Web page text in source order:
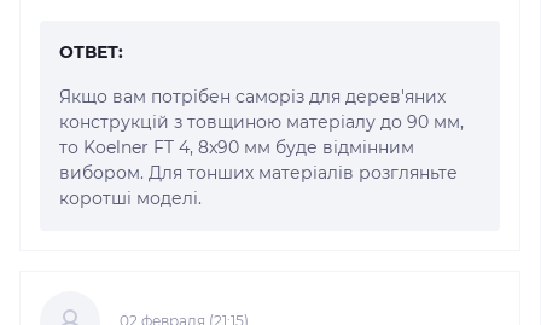
ОТВЕТ:
Якщо вам потрібен саморіз для дерев'яних
конструкцій з товщиною матеріалу до 90 мм,
то Koelner FT 4, 8x90 мм буде відмінним
вибором. Для тонших матеріалів розгляньте
коротші моделі.
02 февраля (21:15)